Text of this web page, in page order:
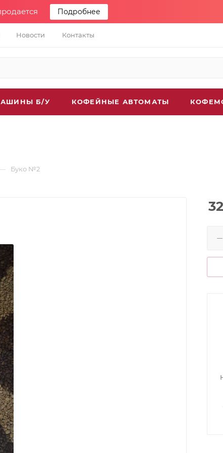
Подробнее
Новости Контакты
Б/У КОФЕЙНЫЕ АВТОМАТЫ
Буко №2